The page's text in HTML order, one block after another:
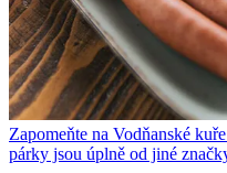
Zapomeňte na Vodňanské
párky jsou úplně od jiné